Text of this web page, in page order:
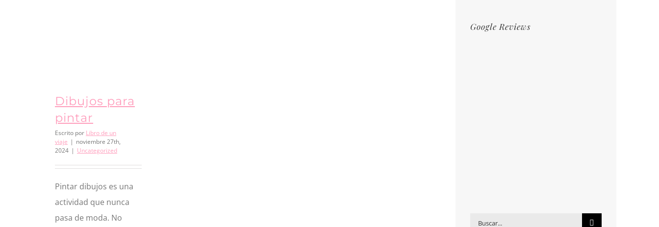
Dibujos para
pintar
Escrito por Libro de un
viaje | noviembre 27th,
2024 | Uncategorized
Pintar dibujos es una
actividad que nunca
pasa de moda. No
Google Reviews
Buscar: